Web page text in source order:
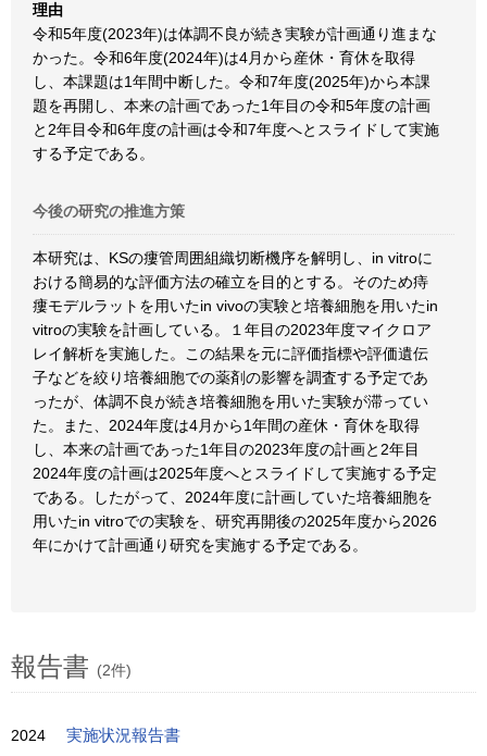
理由
令和5年度(2023年)は体調不良が続き実験が計画通り進まな
かった。令和6年度(2024年)は4月から産休・育休を取得
し、本課題は1年間中断した。令和7年度(2025年)から本課
題を再開し、本来の計画であった1年目の令和5年度の計画
と2年目令和6年度の計画は令和7年度へとスライドして実施
する予定である。
今後の研究の推進方策
本研究は、KSの瘻管周囲組織切断機序を解明し、in vitroに
おける簡易的な評価方法の確立を目的とする。そのため痔
瘻モデルラットを用いたin vivoの実験と培養細胞を用いたin
vitroの実験を計画している。１年目の2023年度マイクロア
レイ解析を実施した。この結果を元に評価指標や評価遺伝
子などを絞り培養細胞での薬剤の影響を調査する予定であ
ったが、体調不良が続き培養細胞を用いた実験が滞ってい
た。また、2024年度は4月から1年間の産休・育休を取得
し、本来の計画であった1年目の2023年度の計画と2年目
2024年度の計画は2025年度へとスライドして実施する予定
である。したがって、2024年度に計画していた培養細胞を
用いたin vitroでの実験を、研究再開後の2025年度から2026
年にかけて計画通り研究を実施する予定である。
報告書 (2件)
2024 実施状況報告書